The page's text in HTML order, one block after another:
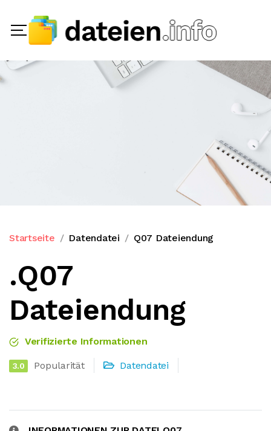
Startseite Datendatei Q07 Dateiendung
.Q07
Dateiendung
Verifizierte Informationen
3.0 Popularität Datendatei